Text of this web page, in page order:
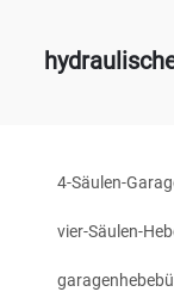
4-Säulen-
vier-Säulen-